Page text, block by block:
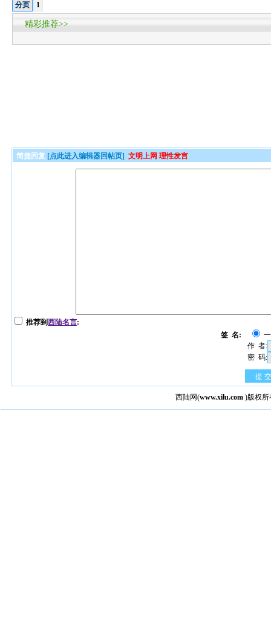
分页 1
精彩推荐>>
简捷回复 [点此进入编辑器回帖页] 文明上网 理性发言
推荐到西陆名言:
签 名:
作 者:
密 码:
提 交
西陆网(www.xilu.com )版权